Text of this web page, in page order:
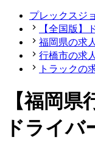
プレックスジ
【全国版】
福岡県の求
行橋市の求
トラックの
【福岡
ドライ